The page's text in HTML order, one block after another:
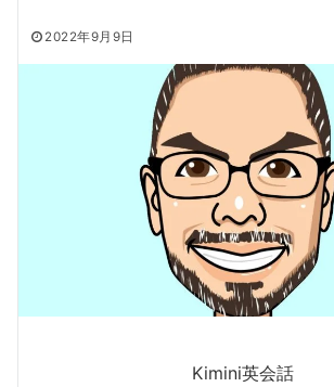
2022年9月9日
Kimini英会話